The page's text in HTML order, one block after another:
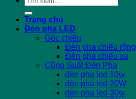
kiếm:
Trang chủ
Đèn pha LED
Góc chiếu
Đèn pha chiếu rộng
Đèn pha chiếu xa
Công Suất Đèn Pha
đèn pha led 10w
đèn pha led 20W
đèn pha led 30w